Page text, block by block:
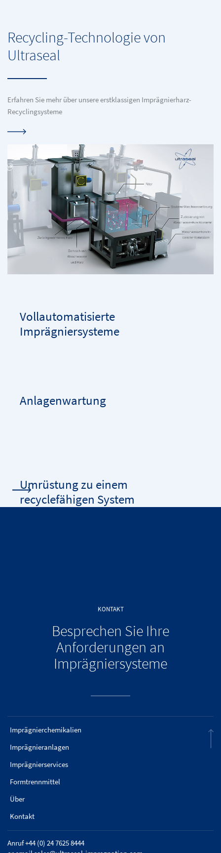
Recycling-Technologie von
Ultraseal
Erfahren Sie mehr über unsere erstklassigen Imprägnierharz-
Recyclingsysteme
Vollautomatisierte
Imprägniersysteme
Anlagenwartung
Umrüstung zu einem
recyclefähigen System
KONTAKT
Besprechen Sie Ihre
Anforderungen an
Imprägniersysteme
Imprägnierchemikalien
Imprägnieranlagen
Imprägnierservices
Formtrennmittel
Über
Kontakt
Anruf +44 (0) 24 7625 8444